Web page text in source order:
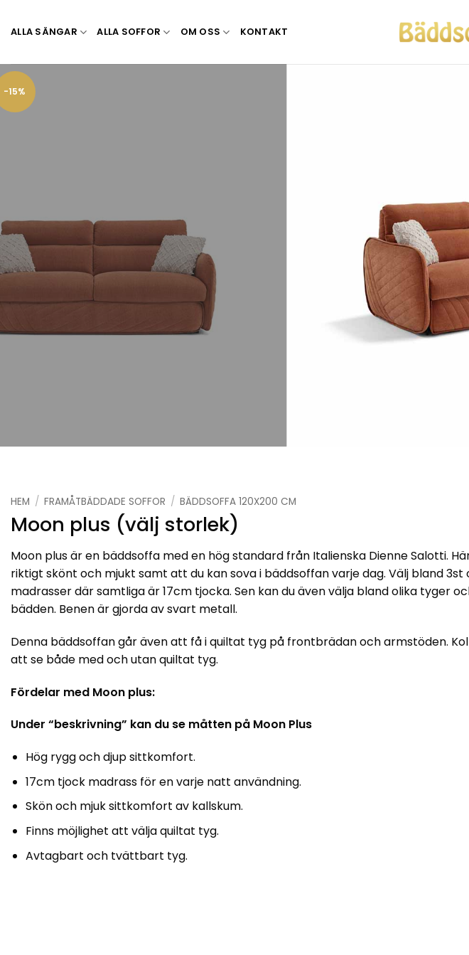
ALLA SÄNGAR ALLA SOFFOR OM OSS KONTAKT
-15%
HEM / FRAMÅTBÄDDADE SOFFOR / BÄDDSOFFA 120X200 CM
Moon plus (välj storlek)
Moon plus är en bäddsoffa med en hög standard från Italienska Dienne Salotti.
riktigt skönt och mjukt samt att du kan sova i bäddsoffan varje dag. Välj bland 3st
madrasser där samtliga är 17cm tjocka. Sen kan du även välja bland olika tyger
bädden. Benen är gjorda av svart metall.
Denna bäddsoffan går även att få i quiltat tyg på frontbrädan och armstöden.
att se både med och utan quiltat tyg.
Fördelar med Moon plus:
Under “beskrivning” kan du se måtten på Moon Plus
Hög rygg och djup sittkomfort.
17cm tjock madrass för en varje natt användning.
Skön och mjuk sittkomfort av kallskum.
Finns möjlighet att välja quiltat tyg.
Avtagbart och tvättbart tyg.